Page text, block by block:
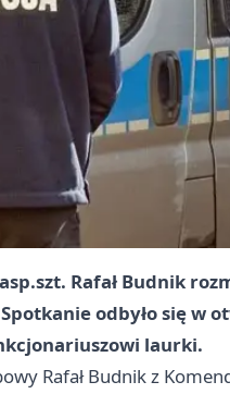
Rafał Budnik
odbyło się w
laurki.
Rafał Budnik z